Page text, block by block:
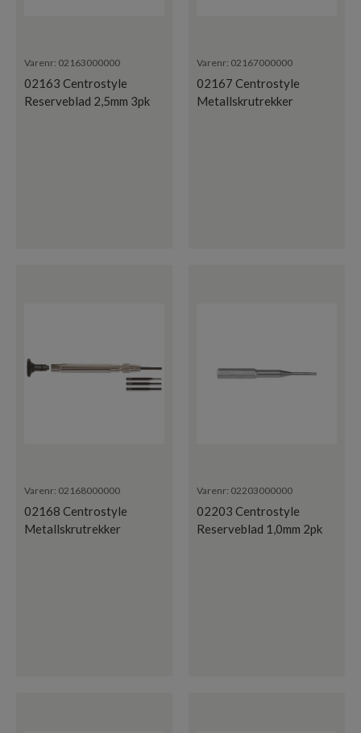
Varenr: 02163000000
02163 Centrostyle
Reserveblad 2,5mm 3pk
Varenr: 02167000000
02167 Centrostyle
Metallskrutrekker
Varenr: 02168000000
02168 Centrostyle
Metallskrutrekker
Varenr: 02203000000
02203 Centrostyle
Reserveblad 1,0mm 2pk